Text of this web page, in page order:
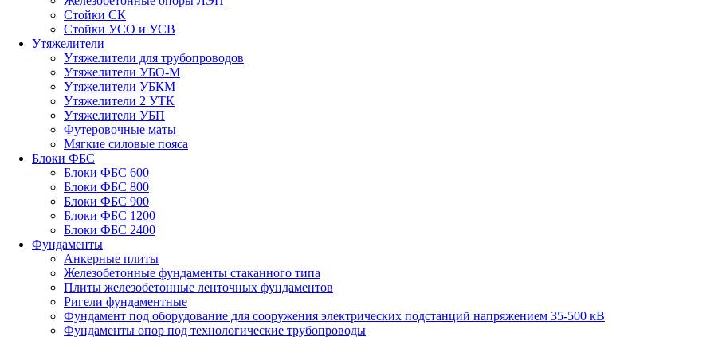
Стойки СК
Стойки УСО и УСВ
Утяжелители
Утяжелители для трубопроводов
Утяжелители УБО-М
Утяжелители УБКМ
Утяжелители 2 УТК
Утяжелители УБП
Футеровочные маты
Мягкие силовые пояса
Блоки ФБС
Блоки ФБС 600
Блоки ФБС 800
Блоки ФБС 900
Блоки ФБС 1200
Блоки ФБС 2400
Фундаменты
Анкерные плиты
Железобетонные фундаменты стаканного типа
Плиты железобетонные ленточных фундаментов
Ригели фундаментные
Фундамент под оборудование для сооружения электрических подстанций напряжением 35-500 кВ
Фундаменты опор под технологические трубопроводы